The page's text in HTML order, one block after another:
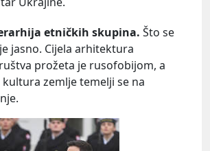
etničkih skupina. Što se
jasno. Cijela arhitektura
prožeta je rusofobijom, a
zemlje temelji se na